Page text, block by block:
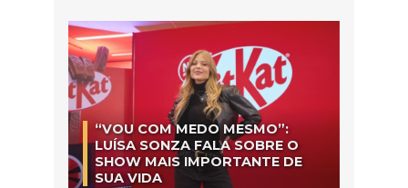
“VOU COM MEDO MESMO”:
LUÍSA SONZA FALA SOBRE O
SHOW MAIS IMPORTANTE DE
SUA VIDA